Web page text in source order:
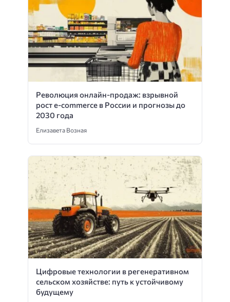
Революция онлайн-продаж: взрывной
рост e-commerce в России и прогнозы до
2030 года
Елизавета Возная
Цифровые технологии в регенеративном
сельском хозяйстве: путь к устойчивому
будущему